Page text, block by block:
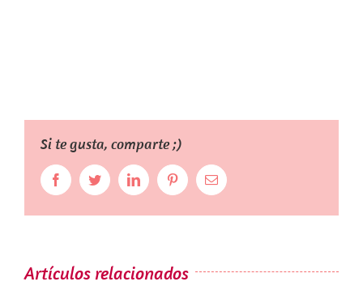
Si te gusta, comparte ;)
FacebookTwitterLinkedIn PinterestCorreo
electrónico
Artículos relacionados